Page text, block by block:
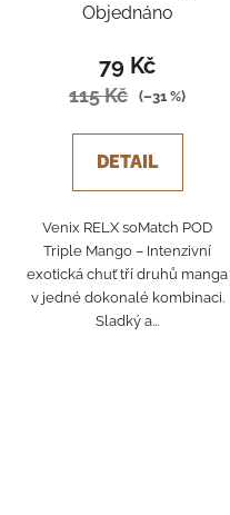
Objednáno
79 Kč
115 Kč (–31 %)
DETAIL
Venix RELX soMatch POD
Triple Mango – Intenzivní
exotická chuť tří druhů manga
v jedné dokonalé kombinaci.
Sladký a...